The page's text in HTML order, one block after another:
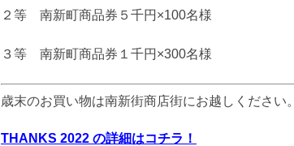
２等 南新町商品券５千円×100名様
３等 南新町商品券１千円×300名様
歳末のお買い物は南新街商店街にお越しください。
THANKS 2022 の詳細はコチラ！